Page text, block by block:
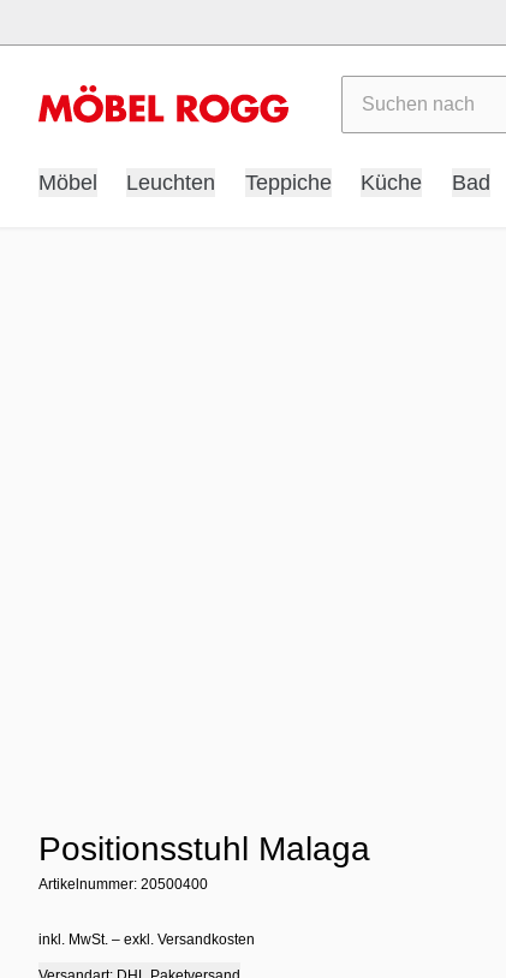
Möbel Leuchten Teppiche Küche Bad
Positionsstuhl Malaga
Artikelnummer: 20500400
inkl. MwSt. – exkl. Versandkosten